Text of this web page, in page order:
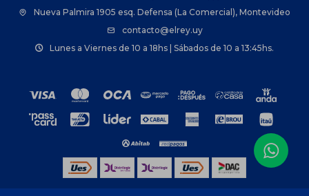
Nueva Palmira 1905 esq. Defensa (La Comercial), Montevideo
contacto@elrey.uy
Lunes a Viernes de 10 a 18hs | Sábados de 10 a 13:45hs.